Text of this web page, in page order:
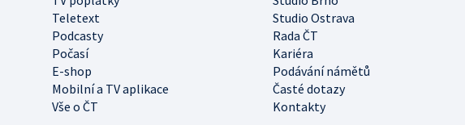
Teletext
Studio Ostrava
Podcasty
Rada ČT
Počasí
Kariéra
E-shop
Podávání námětů
Mobilní a TV aplikace
Časté dotazy
Vše o ČT
Kontakty